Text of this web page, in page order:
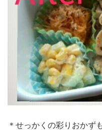
＊せっかくの彩りおかず